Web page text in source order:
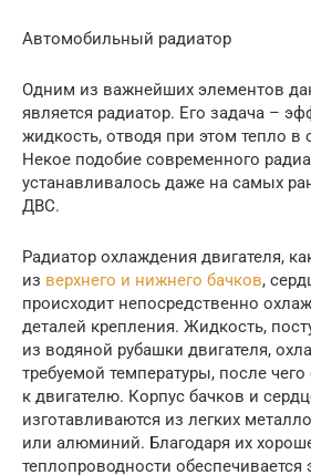
Автомобильный радиатор
Одним из важнейших элементов
является радиатор. Его задача –
жидкость, отводя при этом тепло
Некое подобие современного
устанавливалось даже на самых
ДВС.
Радиатор охлаждения двигателя,
из верхнего и нижнего бачков,
происходит непосредственно
деталей крепления. Жидкость,
из водяной рубашки двигателя,
требуемой температуры, после
к двигателю. Корпус бачков и
изготавливаются из легких
или алюминий. Благодаря их
теплопроводности